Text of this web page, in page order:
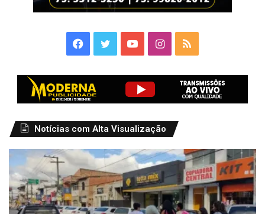
Facebook
TwitterYouTubeInstagram
RSS
Notícias com Alta Visualização